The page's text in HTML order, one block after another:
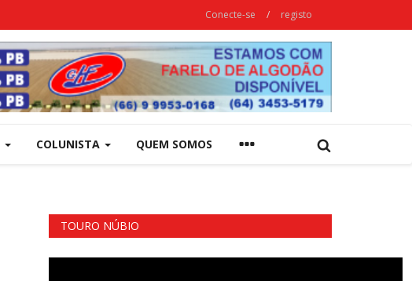
Conecte-se / registo
COLUNISTA QUEM SOMOS
TOURO NÚBIO